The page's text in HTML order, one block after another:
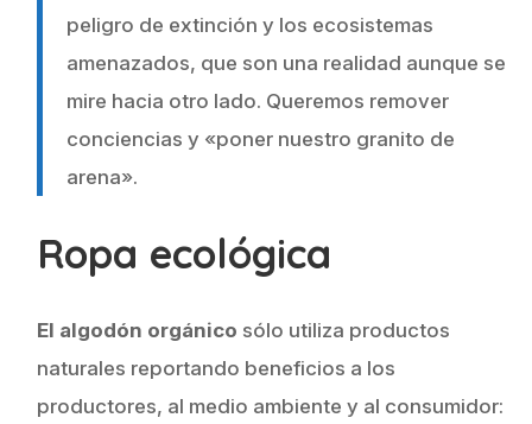
peligro de extinción y los ecosistemas
amenazados, que son una realidad aunque se
mire hacia otro lado. Queremos remover
conciencias y «poner nuestro granito de
arena».
Ropa ecológica
El algodón orgánico sólo utiliza productos
naturales reportando beneficios a los
productores, al medio ambiente y al consumidor: